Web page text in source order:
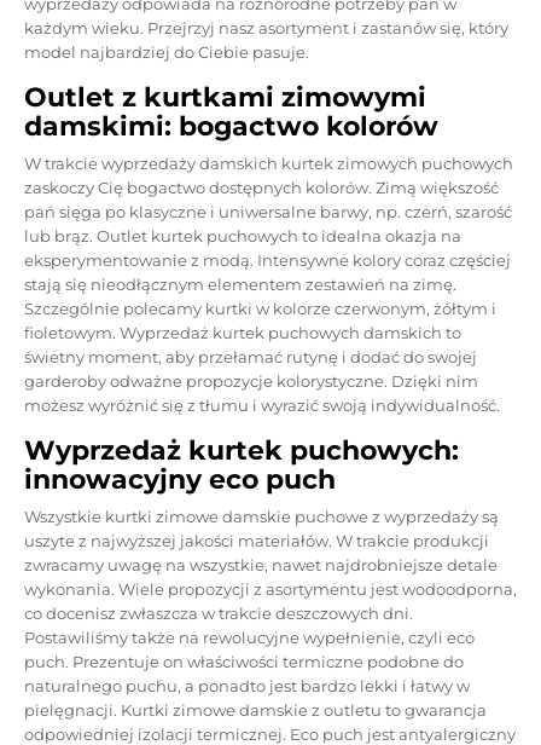
każdym wieku. Przejrzyj nasz asortyment i zastanów się, który
model najbardziej do Ciebie pasuje.
Outlet z kurtkami zimowymi
damskimi: bogactwo kolorów
W trakcie wyprzedażydamskich kurtek zimowych puchowych
zaskoczy Cię bogactwo dostępnych kolorów. Zimą większość
pań sięga po klasyczne i uniwersalne barwy, np. czerń, szarość
lub brąz. Outlet kurtek puchowych to idealna okazja na
eksperymentowanie z modą. Intensywne kolory coraz częściej
stają się nieodłącznym elementem zestawień na zimę.
Szczególnie polecamy kurtki w kolorze czerwonym, żółtym i
fioletowym. Wyprzedaż kurtek puchowych damskich to
świetny moment, aby przełamać rutynę i dodać do swojej
garderoby odważne propozycje kolorystyczne. Dzięki nim
możesz wyróżnić się z tłumu i wyrazić swoją indywidualność.
Wyprzedaż kurtek puchowych:
innowacyjny eco puch
Wszystkie kurtki zimowe damskie puchowe z wyprzedaży są
uszyte z najwyższej jakości materiałów. W trakcie produkcji
zwracamy uwagę na wszystkie, nawet najdrobniejsze detale
wykonania. Wiele propozycji z asortymentu jest wodoodporna,
co docenisz zwłaszcza w trakcie deszczowych dni.
Postawiliśmy także na rewolucyjne wypełnienie, czyli eco
puch. Prezentuje on właściwości termiczne podobne do
naturalnego puchu, a ponadto jest bardzo lekki i łatwy w
pielęgnacji. Kurtki zimowe damskie z outletu to gwarancja
odpowiedniej izolacji termicznej. Eco puch jest antyalergiczny